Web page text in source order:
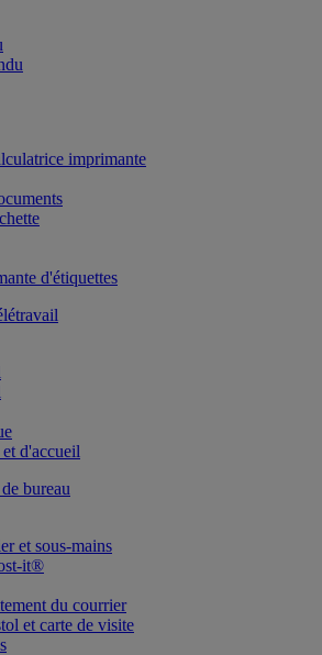
imprimante
d'étiquettes
d'accueil
bureau
et sous-mains
it®
du courrier
et carte de visite